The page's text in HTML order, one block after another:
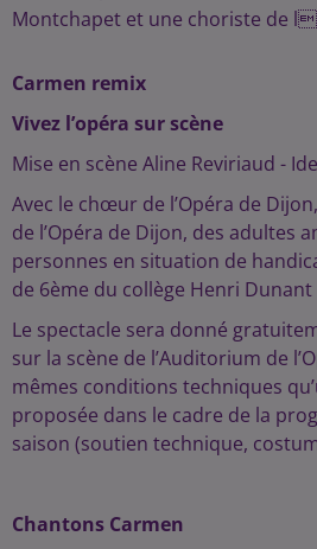
Montchapet et une choriste de
Carmen remix
Vivez l’opéra sur scène
Mise en scène Aline Reviriaud -
Avec le chœur de l’Opéra de
de l’Opéra de Dijon, des adultes
personnes en situation de
de 6ème du collège Henri Dunant
Le spectacle sera donné
sur la scène de l’Auditorium de
mêmes conditions techniques
proposée dans le cadre de la
saison (soutien technique,
Chantons Carmen